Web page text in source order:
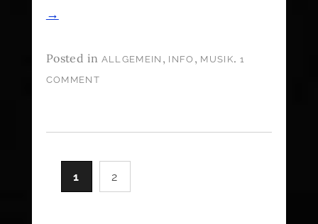
→
Posted in ALLGEMEIN , INFO , MUSIK. 1
COMMENT
1 2